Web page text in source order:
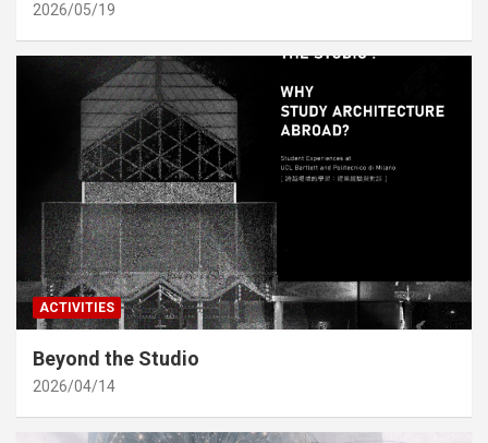
2026/05/19
ACTIVITIES
Beyond the Studio
2026/04/14